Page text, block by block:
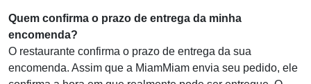
Quem confirma o prazo de entrega da minha
encomenda?
O restaurante confirma o prazo de entrega da sua
encomenda. Assim que a MiamMiam envia seu pedido, ele